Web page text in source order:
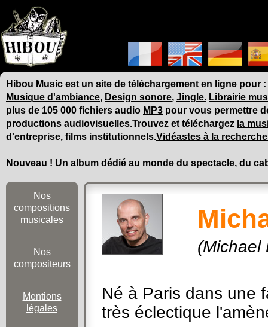
Hibou Music est un site de téléchargement en ligne pour :
Musique d'ambiance, Design sonore, Jingle. Librairie
plus de 105 000 fichiers audio MP3 pour vous permettre
productions audiovisuelles.Trouvez et téléchargez la
d'entreprise, films institutionnels.Vidéastes à la
Nouveau ! Un album dédié au monde du spectacle, du
Nos
compositions
musicales
Nos
compositeurs
Mentions
légales
(Michael
Né à Paris dans une
très éclectique